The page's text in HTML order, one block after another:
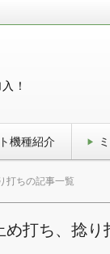
！
機種紹介
打ちの記事一覧
打ち、捻り